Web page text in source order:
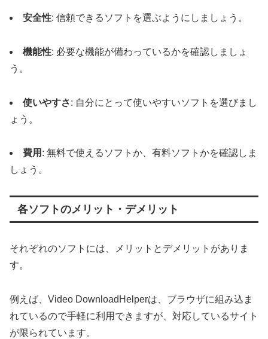
安全性: 信頼できるソフトを選ぶようにしましょう。
機能性: 必要な機能が備わっているかを確認しましょ
う。
使いやすさ: 自分にとって使いやすいソフトを選びまし
ょう。
費用 : 無料で使えるソフトか、有料ソフトかを確認しま
しょう。
各ソフトのメリット・デメリット
それぞれのソフトには、メリットとデメリットがありま
す。
例えば、Video DownloadHelperは、ブラウザに組み込ま
れているので手軽に利用できますが、対応しているサイト
が限られています。